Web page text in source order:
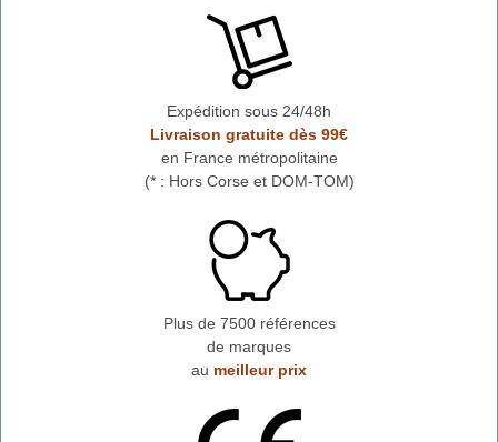
Expédition sous 24/48h
Livraison gratuite dès 99€
en France métropolitaine
(* : Hors Corse et DOM-TOM)
Plus de 7500 références
de marques
au meilleur prix